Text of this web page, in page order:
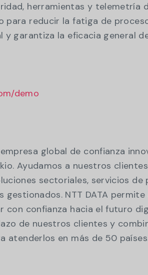
herramientas y telemetría
para reducir la fatiga de
garantiza la eficacia general
demo
global de confianza
Ayudamos a nuestros
sectoriales, servicios de
NTT DATA
con confianza hacia el futuro
de nuestros clientes y
atenderlos en más de 50